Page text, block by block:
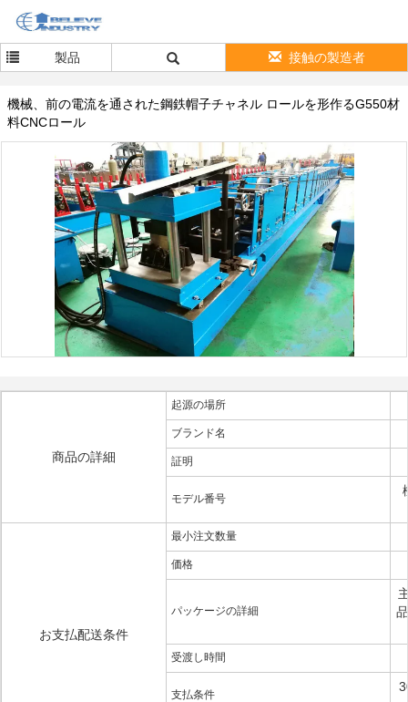
製品 接触の製造者
機械、前の電流を通された鋼鉄帽子チャネル ロールを形作るG550材
料CNCロール
商品の詳細
起源の場所
ブランド名
証明
モデル番号
お支払配送条件
最小注文数量
価格
パッケージの詳細
受渡し時間
支払条件